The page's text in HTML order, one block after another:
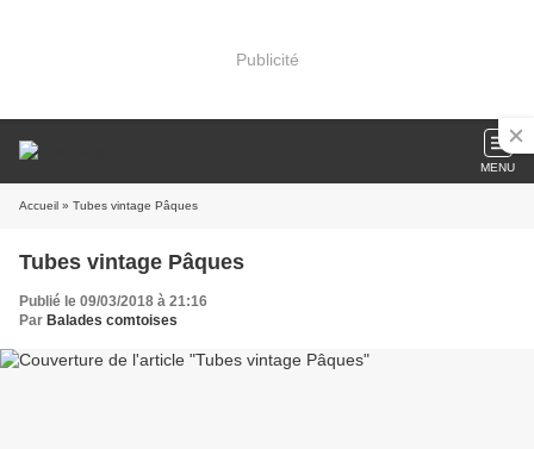
Publicité
MENU
Accueil » Tubes vintage Pâques
Tubes vintage Pâques
Publié le 09/03/2018 à 21:16
Par Balades comtoises